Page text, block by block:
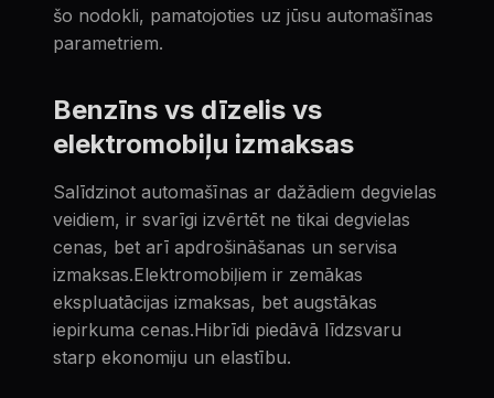
šo nodokli, pamatojoties uz jūsu automašīnas
parametriem.
Benzīns vs dīzelis vs
elektromobiļu izmaksas
Salīdzinot automašīnas ar dažādiem degvielas
veidiem, ir svarīgi izvērtēt ne tikai degvielas
cenas, bet arī apdrošināšanas un servisa
izmaksas.Elektromobiļiem ir zemākas
ekspluatācijas izmaksas, bet augstākas
iepirkuma cenas.Hibrīdi piedāvā līdzsvaru
starp ekonomiju un elastību.